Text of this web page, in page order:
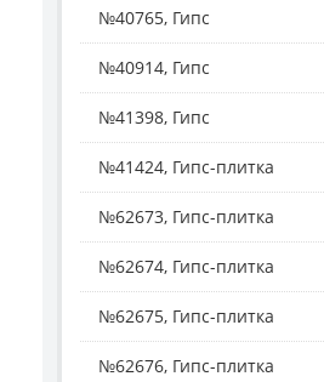
№40765, Гипс
№40914, Гипс
№41398, Гипс
№41424, Гипс-плитка
№62673, Гипс-плитка
№62674, Гипс-плитка
№62675, Гипс-плитка
№62676, Гипс-плитка